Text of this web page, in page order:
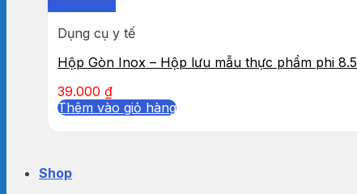
Dụng cụ y tế
Hộp Gòn Inox – Hộp lưu mẫu thực phẩm phi 8.5
39.000 ₫
Thêm vào giỏ hàng
Shop